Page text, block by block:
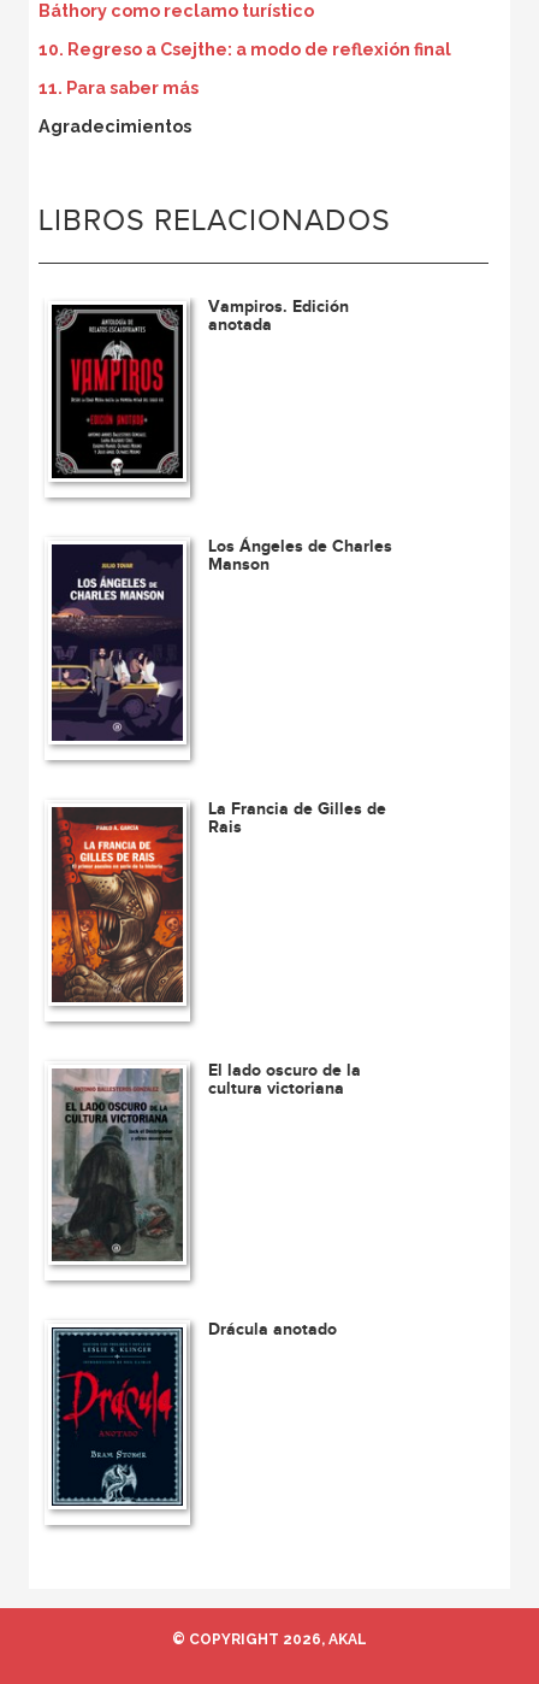
Báthory como reclamo turístico
10. Regreso a Csejthe: a modo de reflexión final
11. Para saber más
Agradecimientos
LIBROS RELACIONADOS
Vampiros. Edición
anotada
Los Ángeles de Charles
Manson
La Francia de Gilles de
Rais
El lado oscuro de la
cultura victoriana
Drácula anotado
© COPYRIGHT 2026, AKAL